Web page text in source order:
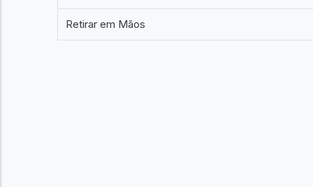
Retirar em Mãos